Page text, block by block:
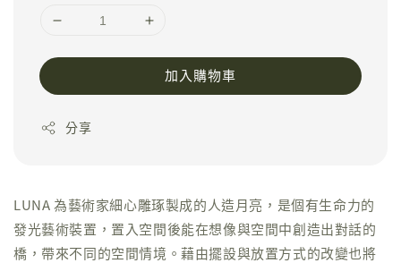
加入購物車
分享
LUNA 為藝術家細心雕琢製成的人造月亮，是個有生命力的
發光藝術裝置，置入空間後能在想像與空間中創造出對話的
橋，帶來不同的空間情境。藉由擺設與放置方式的改變也將